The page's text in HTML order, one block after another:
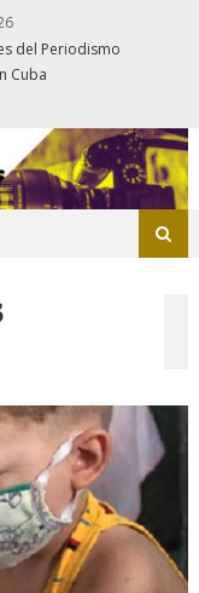
del Periodismo
Cuba